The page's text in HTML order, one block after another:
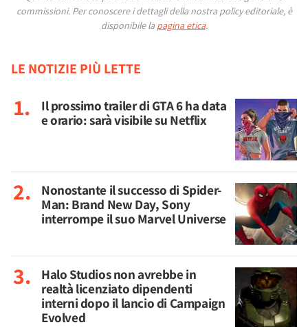
commissioni. Per conoscere i dettagli della nostra policy editoriale, è
disponibile la pagina etica.
LE NOTIZIE PIÙ LETTE
Il prossimo trailer di GTA 6 ha data
e orario: sarà visibile su Netflix
Nonostante il successo di Spider-
Man: Brand New Day, Sony
interrompe il suo Marvel Universe
Halo Studios non avrebbe in
realtà licenziato dipendenti
interni dopo il lancio di Campaign
Evolved